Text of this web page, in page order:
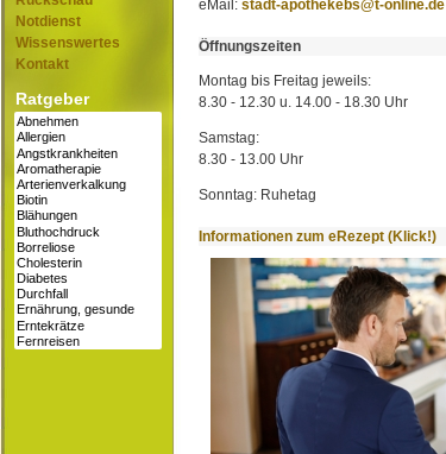
Notdienst
Wissenswertes
Kontakt
Ratgeber
eMail: stadt-apothekebs@t-online.de
Öffnungszeiten
Montag bis Freitag jeweils:
8.30 - 12.30 u. 14.00 - 18.30 Uhr
Samstag:
8.30 - 13.00 Uhr
Sonntag: Ruhetag
Informationen zum eRezept (Klick!)